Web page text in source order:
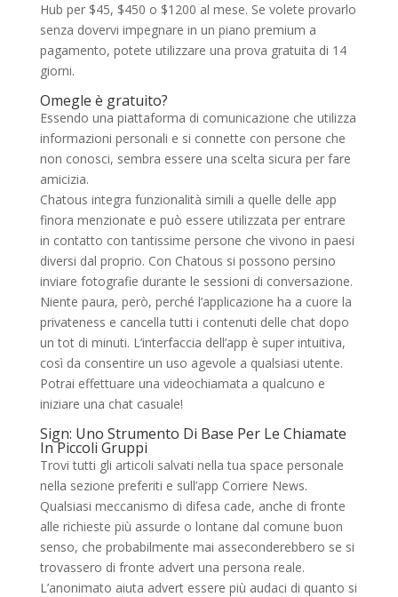
Hub per $45, $450 o $1200 al mese. Se volete provarlo
senza dovervi impegnare in un piano premium a
pagamento, potete utilizzare una prova gratuita di 14
giorni.
Omegle è gratuito?
Essendo una piattaforma di comunicazione che utilizza
informazioni personali e si connette con persone che
non conosci, sembra essere una scelta sicura per fare
amicizia.
Chatous integra funzionalità simili a quelle delle app
finora menzionate e può essere utilizzata per entrare
in contatto con tantissime persone che vivono in paesi
diversi dal proprio. Con Chatous si possono persino
inviare fotografie durante le sessioni di conversazione.
Niente paura, però, perché l’applicazione ha a cuore la
privateness e cancella tutti i contenuti delle chat dopo
un tot di minuti. L’interfaccia dell’app è super intuitiva,
così da consentire un uso agevole a qualsiasi utente.
Potrai effettuare una videochiamata a qualcuno e
iniziare una chat casuale!
Sign: Uno Strumento Di Base Per Le Chiamate
In Piccoli Gruppi
Trovi tutti gli articoli salvati nella tua space personale
nella sezione preferiti e sull’app Corriere News.
Qualsiasi meccanismo di difesa cade, anche di fronte
alle richieste più assurde o lontane dal comune buon
senso, che probabilmente mai asseconderebbero se si
trovassero di fronte advert una persona reale.
L’anonimato aiuta advert essere più audaci di quanto si